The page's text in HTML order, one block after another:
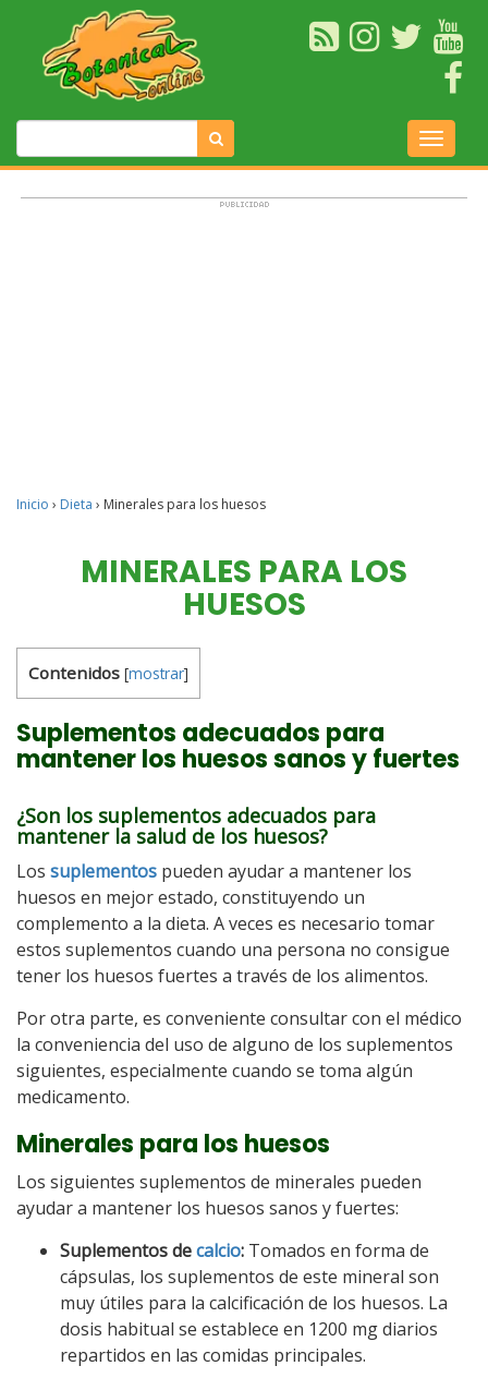
Inicio › Dieta › Minerales para los huesos
MINERALES PARA LOS
HUESOS
Contenidos [mostrar]
Suplementos adecuados para
mantener los huesos sanos y fuertes
¿Son los suplementos adecuados para
mantener la salud de los huesos?
Los suplementos pueden ayudar a mantener los
huesos en mejor estado, constituyendo un
complemento a la dieta. A veces es necesario tomar
estos suplementos cuando una persona no consigue
tener los huesos fuertes a través de los alimentos.
Por otra parte, es conveniente consultar con el médico
la conveniencia del uso de alguno de los suplementos
siguientes, especialmente cuando se toma algún
medicamento.
Minerales para los huesos
Los siguientes suplementos de minerales pueden
ayudar a mantener los huesos sanos y fuertes:
Suplementos decalcio: Tomados en forma de
cápsulas, los suplementos de este mineral son
muy útiles para la calcificación de los huesos. La
dosis habitual se establece en 1200 mg diarios
repartidos en las comidas principales.